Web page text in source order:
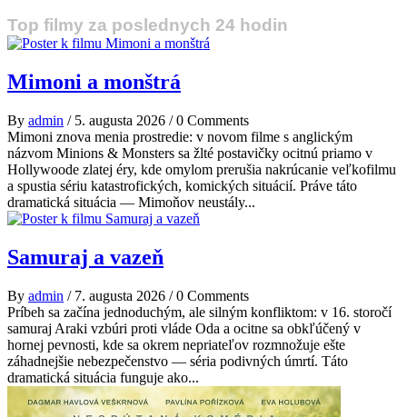
Top filmy za poslednych 24 hodin
Mimoni a monštrá
By admin / 5. augusta 2026 /0 Comments
Mimoni znova menia prostredie: v novom filme s anglickým
názvom Minions & Monsters sa žlté postavičky ocitnú priamo v
Hollywoode zlatej éry, kde omylom prerušia nakrúcanie veľkofilmu
a spustia sériu katastrofických, komických situácií. Práve táto
dramatická situácia — Mimoňov neustály...
Samuraj a vazeň
By admin / 7. augusta 2026 /0 Comments
Príbeh sa začína jednoduchým, ale silným konfliktom: v 16. storočí
samuraj Araki vzbúri proti vláde Oda a ocitne sa obkľúčený v
hornej pevnosti, kde sa okrem nepriateľov rozmnožuje ešte
záhadnejšie nebezpečenstvo — séria podivných úmrtí. Táto
dramatická situácia funguje ako...